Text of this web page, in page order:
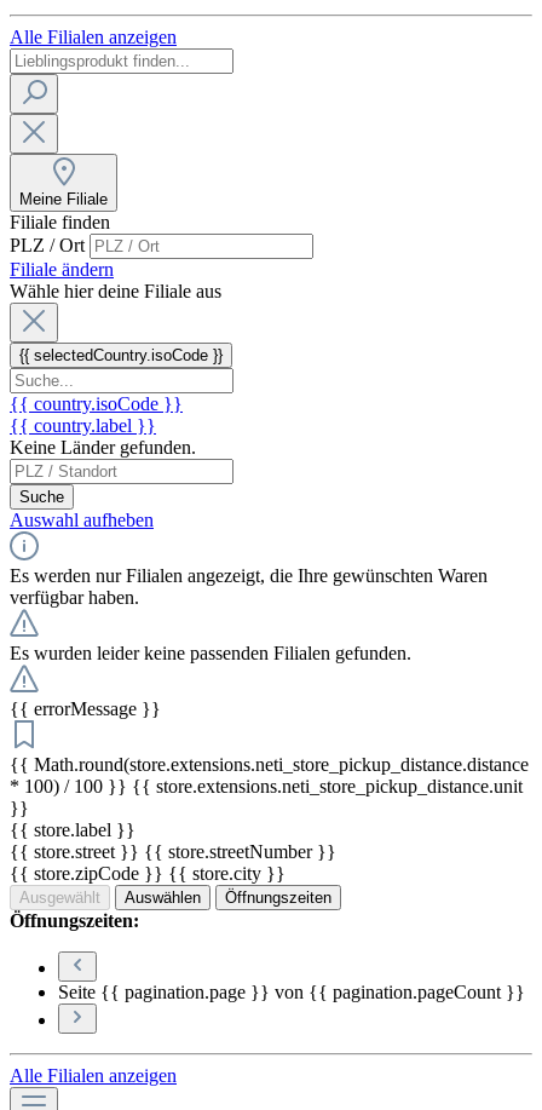
Alle Filialen anzeigen
Meine Filiale
Filiale finden
PLZ / Ort
Filiale ändern
Wähle hier deine Filiale aus
{{ selectedCountry.isoCode }}
{{ country.isoCode }}
{{ country.label }}
Keine Länder gefunden.
Suche
Auswahl aufheben
Es werden nur Filialen angezeigt, die Ihre gewünschten Waren
verfügbar haben.
Es wurden leider keine passenden Filialen gefunden.
{{ errorMessage }}
{{ Math.round(store.extensions.neti_store_pickup_distance.distance
* 100) / 100 }} {{ store.extensions.neti_store_pickup_distance.unit
}}
{{ store.label }}
{{ store.street }} {{ store.streetNumber }}
{{ store.zipCode }} {{ store.city }}
Ausgewählt Auswählen Öffnungszeiten
Öffnungszeiten:
Seite {{ pagination.page }} von {{ pagination.pageCount }}
Alle Filialen anzeigen